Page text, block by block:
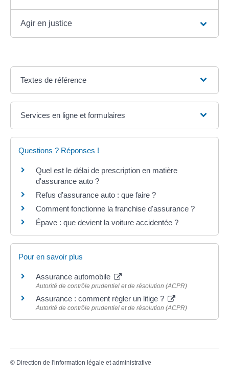
Agir en justice
Textes de référence
Services en ligne et formulaires
Questions ? Réponses !
Quel est le délai de prescription en matière
d'assurance auto ?
Refus d'assurance auto : que faire ?
Comment fonctionne la franchise d'assurance ?
Épave : que devient la voiture accidentée ?
Pour en savoir plus
Assurance automobile
Autorité de contrôle prudentiel et de résolution (ACPR)
Assurance : comment régler un litige ?
Autorité de contrôle prudentiel et de résolution (ACPR)
© Direction de l'information légale et administrative